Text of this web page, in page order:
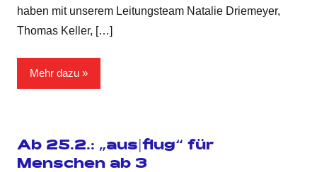
haben mit unserem Leitungsteam Natalie Driemeyer,
Thomas Keller, […]
Mehr dazu
Ab 25.2.: „aus|flug“ für
Menschen ab 3